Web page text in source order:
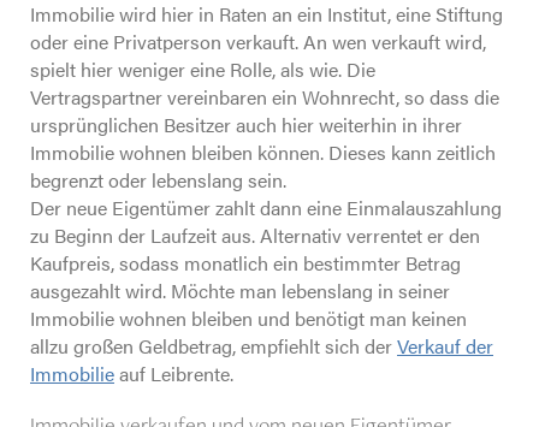
Immobilie wird hier in Raten an ein Institut, eine Stiftung
oder eine Privatperson verkauft. An wen verkauft wird,
spielt hier weniger eine Rolle, als wie. Die
Vertragspartner vereinbaren ein Wohnrecht, so dass die
ursprünglichen Besitzer auch hier weiterhin in ihrer
Immobilie wohnen bleiben können. Dieses kann zeitlich
begrenzt oder lebenslang sein.
Der neue Eigentümer zahlt dann eine Einmalauszahlung
zu Beginn der Laufzeit aus. Alternativ verrentet er den
Kaufpreis, sodass monatlich ein bestimmter Betrag
ausgezahlt wird. Möchte man lebenslang in seiner
Immobilie wohnen bleiben und benötigt man keinen
allzu großen Geldbetrag, empfiehlt sich derVerkauf der
Immobilieauf Leibrente.